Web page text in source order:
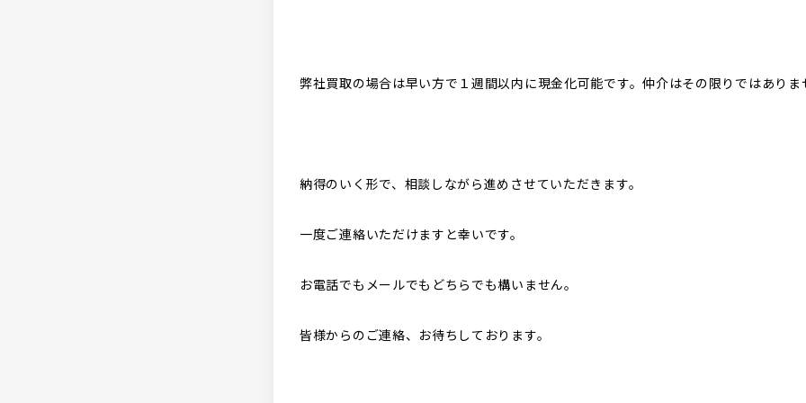
弊社買取の場合は早い方で１週間以内に現金化可能です。仲介はその限りではありま
納得のいく形で、相談しながら進めさせていただきます。
一度ご連絡いただけますと幸いです。
お電話でもメールでもどちらでも構いません。
皆様からのご連絡、お待ちしております。